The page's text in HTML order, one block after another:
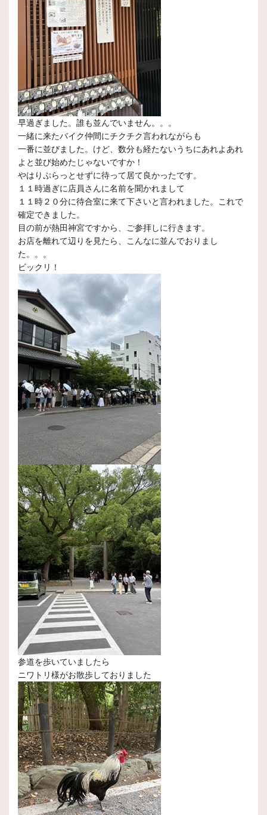
早過ぎました。誰も並んでいません。。。
一緒に来たバイク仲間にチクチク言われながらも
一番に並びました。けど、数分も経たないうちにあれよあれ
よと並び始めたじゃないですか！
やはりぷらっとせずに待って居て良かったです。
１１時過ぎに店員さんに名前を聞かれまして
１１時２０分に待合室に来て下さいと言われました。これで
確定できました。
目の前が熱田神宮ですから、ご参拝しに行きます。
お店を離れて辺りを見たら、こんなに並んでおりまし
た。。。
ビックリ！
参道を歩いていましたら
ニワトリ様がお散歩しておりました